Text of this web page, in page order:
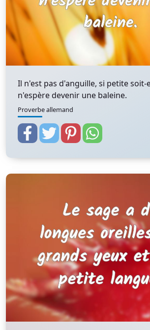
Il n'est pas d'anguille, si petite soit-
n'espère devenir une baleine.
Proverbe allemand